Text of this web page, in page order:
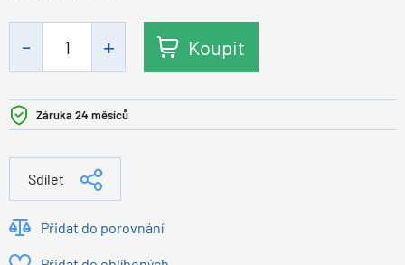
Koupit
Záruka 24 měsíců
Sdílet
Přidat do porovnání